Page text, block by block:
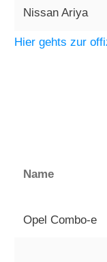
Nissan Ariya
Hier gehts zur
Name
Opel Combo-e